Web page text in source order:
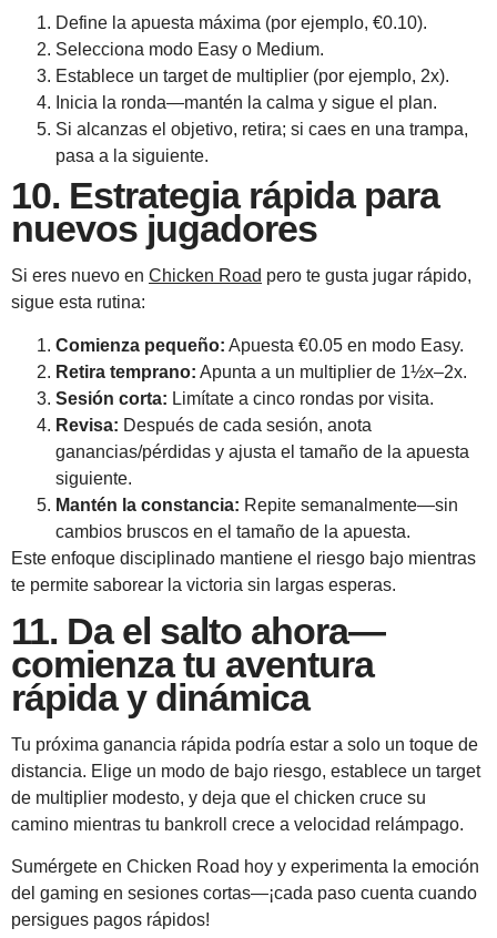
Define la apuesta máxima (por ejemplo, €0.10).
Selecciona modo Easy o Medium.
Establece un target de multiplier (por ejemplo, 2x).
Inicia la ronda—mantén la calma y sigue el plan.
Si alcanzas el objetivo, retira; si caes en una trampa,
pasa a la siguiente.
10. Estrategia rápida para
nuevos jugadores
Si eres nuevo en Chicken Road pero te gusta jugar rápido,
sigue esta rutina:
Comienza pequeño: Apuesta €0.05 en modo Easy.
Retira temprano: Apunta a un multiplier de 1½x–2x.
Sesión corta: Limítate a cinco rondas por visita.
Revisa: Después de cada sesión, anota
ganancias/pérdidas y ajusta el tamaño de la apuesta
siguiente.
Mantén la constancia: Repite semanalmente—sin
cambios bruscos en el tamaño de la apuesta.
Este enfoque disciplinado mantiene el riesgo bajo mientras
te permite saborear la victoria sin largas esperas.
11. Da el salto ahora—
comienza tu aventura
rápida y dinámica
Tu próxima ganancia rápida podría estar a solo un toque de
distancia. Elige un modo de bajo riesgo, establece un target
de multiplier modesto, y deja que el chicken cruce su
camino mientras tu bankroll crece a velocidad relámpago.
Sumérgete en Chicken Road hoy y experimenta la emoción
del gaming en sesiones cortas—¡cada paso cuenta cuando
persigues pagos rápidos!